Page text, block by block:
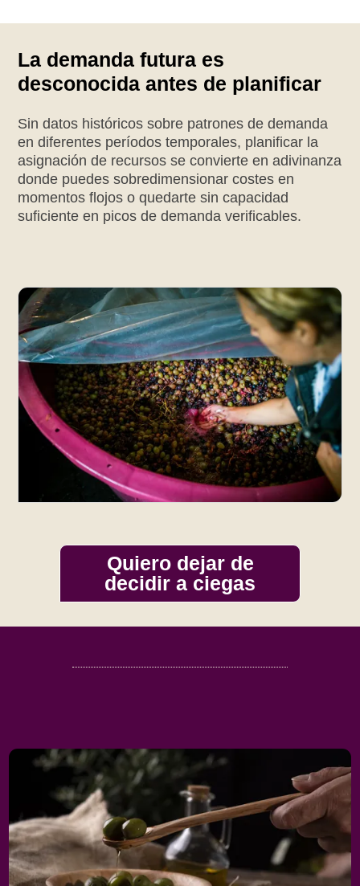
La demanda futura es
desconocida antes de planificar
Sin datos históricos sobre patrones de demanda
en diferentes períodos temporales, planificar la
asignación de recursos se convierte en adivinanza
donde puedes sobredimensionar costes en
momentos flojos o quedarte sin capacidad
suficiente en picos de demanda verificables.
Quiero dejar de
decidir a ciegas